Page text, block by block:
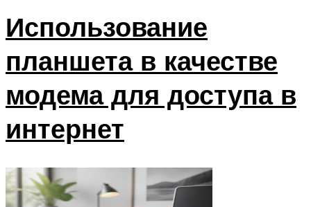
Использование
планшета в качестве
модема для доступа в
интернет